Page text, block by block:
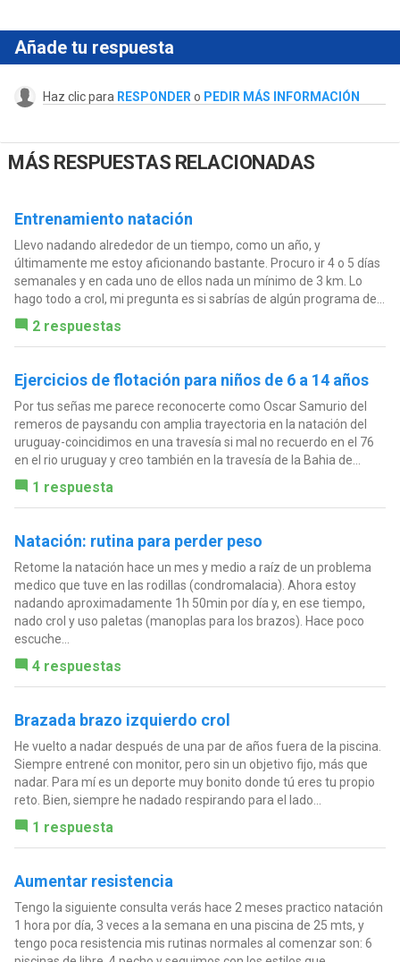
Añade tu respuesta
Haz clic para RESPONDER o PEDIR MÁS INFORMACIÓN
MÁS RESPUESTAS RELACIONADAS
Entrenamiento natación
Llevo nadando alrededor de un tiempo, como un año, y
últimamente me estoy aficionando bastante. Procuro ir 4 o 5 días
semanales y en cada uno de ellos nada un mínimo de 3 km. Lo
hago todo a crol, mi pregunta es si sabrías de algún programa de...
2 respuestas
Ejercicios de flotación para niños de 6 a 14 años
Por tus señas me parece reconocerte como Oscar Samurio del
remeros de paysandu con amplia trayectoria en la natación del
uruguay-coincidimos en una travesía si mal no recuerdo en el 76
en el rio uruguay y creo también en la travesía de la Bahia de...
1 respuesta
Natación: rutina para perder peso
Retome la natación hace un mes y medio a raíz de un problema
medico que tuve en las rodillas (condromalacia). Ahora estoy
nadando aproximadamente 1h 50min por día y, en ese tiempo,
nado crol y uso paletas (manoplas para los brazos). Hace poco
escuche...
4 respuestas
Brazada brazo izquierdo crol
He vuelto a nadar después de una par de años fuera de la piscina.
Siempre entrené con monitor, pero sin un objetivo fijo, más que
nadar. Para mí es un deporte muy bonito donde tú eres tu propio
reto. Bien, siempre he nadado respirando para el lado...
1 respuesta
Aumentar resistencia
Tengo la siguiente consulta verás hace 2 meses practico natación
1 hora por día, 3 veces a la semana en una piscina de 25 mts, y
tengo poca resistencia mis rutinas normales al comenzar son: 6